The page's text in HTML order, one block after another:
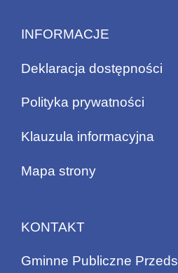
INFORMACJE
Deklaracja dostępności
Polityka prywatności
Klauzula informacyjna
Mapa strony
KONTAKT
Gminne Publiczne